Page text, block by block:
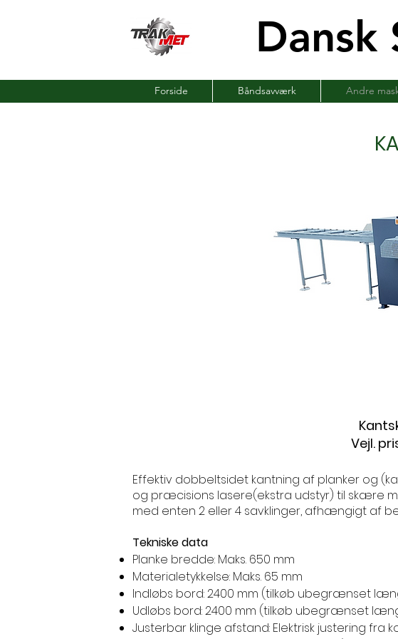
Dansk
Forside Båndsavværk Andre
Vejl.
Effektiv dobbeltsidet kantning af planker og
og præcisions lasere(ekstra udstyr) til skære
med enten 2 eller 4 savklinger, afhængigt af
Tekniske data
Planke bredde: Maks. 650 mm
Materialetykkelse: Maks. 65 mm
Indløbs bord: 2400 mm (tilkøb ubegrænset
Udløbs bord: 2400 mm (tilkøb ubegrænset
Justerbar klinge afstand: Elektrisk justering fra